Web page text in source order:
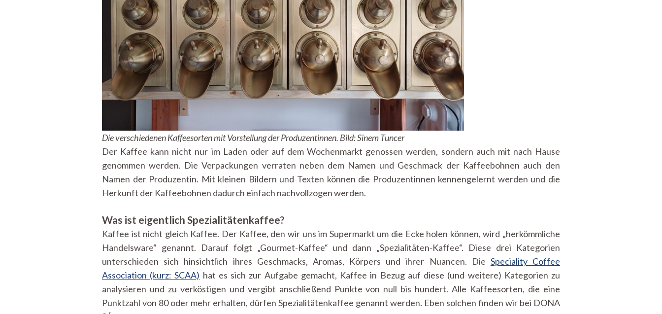
Die verschiedenen Kaffeesorten mit Vorstellung der Produzentinnen. Bild: Sinem Tuncer
Der Kaffee kann nicht nur im Laden oder auf dem Wochenmarkt genossen werden, sondern auch mit nach Hause
genommen werden. Die Verpackungen verraten neben dem Namen und Geschmack der Kaffeebohnen auch den
Namen der Produzentin. Mit kleinen Bildern und Texten können die Produzentinnen kennengelernt werden und die
Herkunft der Kaffeebohnen dadurch einfach nachvollzogen werden.
Was ist eigentlich Spezialitätenkaffee?
Kaffee ist nicht gleich Kaffee. Der Kaffee, den wir uns im Supermarkt um die Ecke holen können, wird „herkömmliche
Handelsware“ genannt. Darauf folgt „Gourmet-Kaffee“ und dann „Spezialitäten-Kaffee“. Diese drei Kategorien
unterschieden sich hinsichtlich ihres Geschmacks, Aromas, Körpers und ihrer Nuancen. Die Speciality Coffee
Association (kurz: SCAA) hat es sich zur Aufgabe gemacht, Kaffee in Bezug auf diese (und weitere) Kategorien zu
analysieren und zu verköstigen und vergibt anschließend Punkte von null bis hundert. Alle Kaffeesorten, die eine
Punktzahl von 80 oder mehr erhalten, dürfen Spezialitätenkaffee genannt werden. Eben solchen finden wir bei DONA